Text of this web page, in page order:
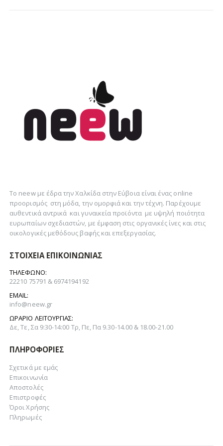
Το neew με έδρα την Xαλκίδα στην Εύβοια είναι ένας online
προορισμός στη μόδα , την ομορφιά και τηντέχνη. Παρέχουμε
αυθεντικά αντρικά και γυναικεία προϊόντα με υψηλή ποιότητα
ευρωπαίων σχεδιαστών, με έμφαση στις οργανικές ίνες και στις
οικολογικές μεθόδους βαφής και επεξεργασίας.
ΣΤΟΙΧΕΊΑ ΕΠΙΚΟΙΝΩΝΊΑΣ
ΤΗΛΈΦΩΝΟ:
22210 75791 & 6974194192
EMAIL:
info@neew.gr
ΩΡΆΡΙΟ ΛΕΙΤΟΥΡΓΊΑΣ:
Δε, Τε, Σα 9:30-14:00 Τρ, Πε, Πα 9.30-14.00 & 18.00-21.00
ΠΛΗΡΟΦΟΡΊΕΣ
Σχετικά με εμάς
Επικοινωνία
Αποστολές
Επιστροφές
Όροι Χρήσης
Πληρωμές